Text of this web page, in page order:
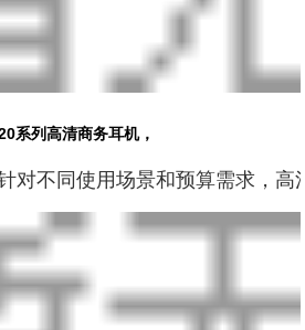
列高清商务耳机，
不同使用场景和预算需求，高